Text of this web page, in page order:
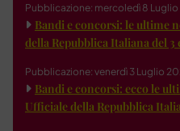
Pubblicazione: mercoledì 8
Bandi e concorsi: le ultime
della Repubblica Italiana del 3
Pubblicazione: venerdì 3 Luglio
Bandi e concorsi: ecco le
Ufficiale della Repubblica